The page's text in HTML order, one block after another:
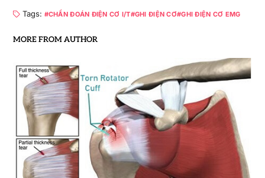
Tags: CHẨN ĐOÁN ĐIỆN CƠ I/T GHI ĐIỆN CƠ GHI ĐIỆN CƠ EMG
MORE FROM AUTHOR